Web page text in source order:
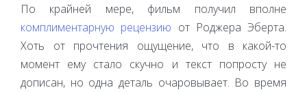
По крайней мере, фильм получил вполне
комплиментарную рецензию от Роджера Эберта.
Хоть от прочтения ощущение, что в какой-то
момент ему стало скучно и текст попросту не
дописан, но одна деталь очаровывает. Во время